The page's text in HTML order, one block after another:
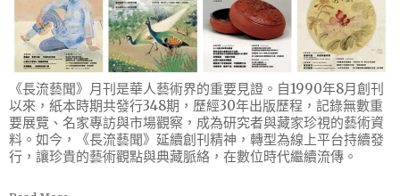
《長流藝聞》月刊是華人藝術界的重要見證。自1990年8月創刊
以來，紙本時期共發行348期，歷經30年出版歷程，記錄無數重
要展覽、名家專訪與市場觀察，成為研究者與藏家珍視的藝術資
料。如今，《長流藝聞》延續創刊精神，轉型為線上平台持續發
行，讓珍貴的藝術觀點與典藏脈絡，在數位時代繼續流傳。